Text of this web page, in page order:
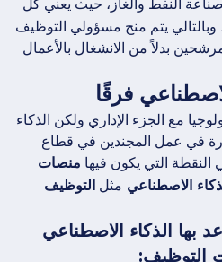
يتم منح مسؤولي التوظيف
بدلاً من الانشغال بالأعمال
فرقًا
مع الجزء الإداري ولكن الذكاء
في عمل المجندين في قطاع
التي يكون فيهامنصات
الاصطناعيمثلالتوظيف
بها الذكاء الاصطناعي